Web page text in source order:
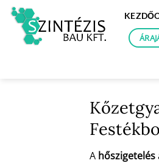
Skip
content
A hőszigetelés